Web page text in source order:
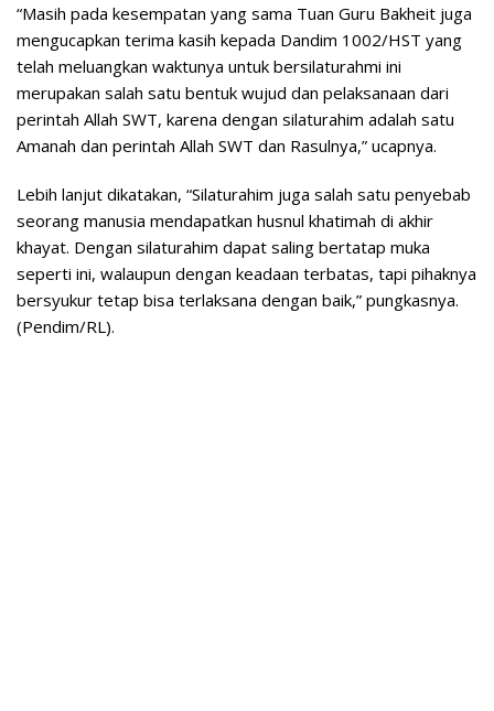
“Masih pada kesempatan yang sama Tuan Guru Bakheit juga
mengucapkan terima kasih kepada Dandim 1002/HST yang
telah meluangkan waktunya untuk bersilaturahmi ini
merupakan salah satu bentuk wujud dan pelaksanaan dari
perintah Allah SWT, karena dengan silaturahim adalah satu
Amanah dan perintah Allah SWT dan Rasulnya,” ucapnya.
Lebih lanjut dikatakan, “Silaturahim juga salah satu penyebab
seorang manusia mendapatkan husnul khatimah di akhir
khayat. Dengan silaturahim dapat saling bertatap muka
seperti ini, walaupun dengan keadaan terbatas, tapi pihaknya
bersyukur tetap bisa terlaksana dengan baik,” pungkasnya.
(Pendim/RL).